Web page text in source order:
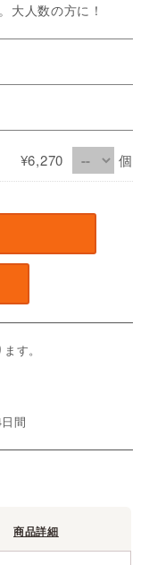
大人数の方に！
¥6,270 個
す。
間
商品詳細